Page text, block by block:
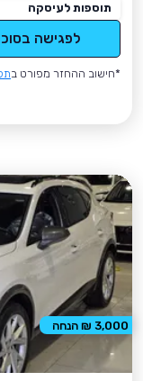
תוספות לעיסקה
לפגישה
*חישוב ההחזר מפורט ב
3,000 ₪ הנחה